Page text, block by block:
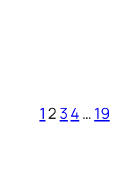
1 2 3 4 … 19